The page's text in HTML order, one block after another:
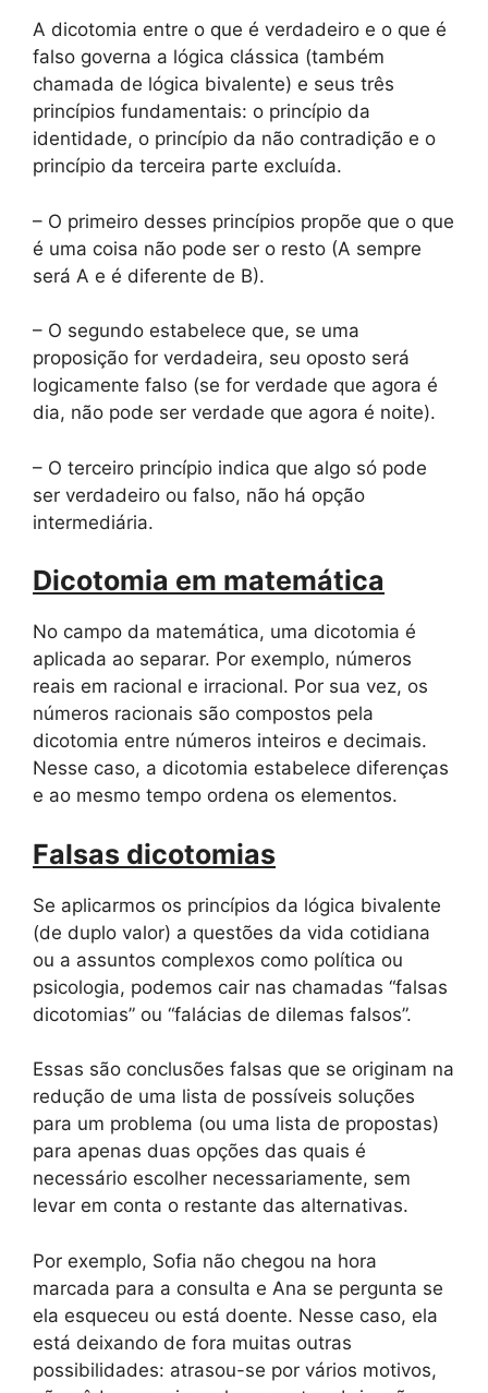
A dicotomia entre o que é verdadeiro e o que é
falso governa a lógica clássica (também
chamada de lógica bivalente) e seus três
princípios fundamentais: o princípio da
identidade, o princípio da não contradição e o
princípio da terceira parte excluída.
– O primeiro desses princípios propõe que o que
é uma coisa não pode ser o resto (A sempre
será A e é diferente de B).
– O segundo estabelece que, se uma
proposição for verdadeira, seu oposto será
logicamente falso (se for verdade que agora é
dia, não pode ser verdade que agora é noite).
– O terceiro princípio indica que algo só pode
ser verdadeiro ou falso, não há opção
intermediária.
Dicotomia em matemática
No campo da matemática, uma dicotomia é
aplicada ao separar. Por exemplo, números
reais em racional e irracional. Por sua vez, os
números racionais são compostos pela
dicotomia entre números inteiros e decimais.
Nesse caso, a dicotomia estabelece diferenças
e ao mesmo tempo ordena os elementos.
Falsas dicotomias
Se aplicarmos os princípios da lógica bivalente
(de duplo valor) a questões da vida cotidiana
ou a assuntos complexos como política ou
psicologia, podemos cair nas chamadas “falsas
dicotomias” ou “falácias de dilemas falsos”.
Essas são conclusões falsas que se originam na
redução de uma lista de possíveis soluções
para um problema (ou uma lista de propostas)
para apenas duas opções das quais é
necessário escolher necessariamente, sem
levar em conta o restante das alternativas.
Por exemplo, Sofia não chegou na hora
marcada para a consulta e Ana se pergunta se
ela esqueceu ou está doente. Nesse caso, ela
está deixando de fora muitas outras
possibilidades: atrasou-se por vários motivos,